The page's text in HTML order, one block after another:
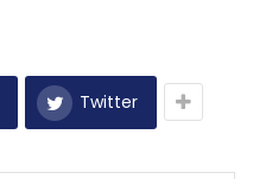
Twitter